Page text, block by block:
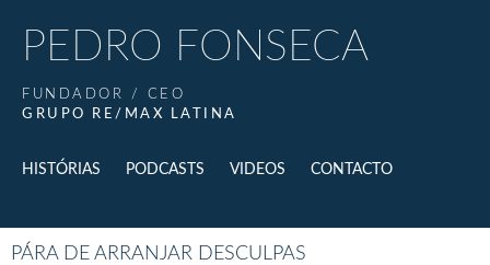
PEDRO FONSECA
FUNDADOR / CEO
GRUPO RE/MAX LATINA
HISTÓRIAS PODCASTS VIDEOS CONTACTO
PÁRA DE ARRANJAR DESCULPAS